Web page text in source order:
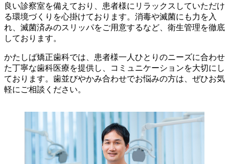
良い診察室を備えており、患者様にリラックスしていただけ
る環境づくりを心掛けております。消毒や滅菌にも力を入
れ、滅菌済みのスリッパをご用意するなど、衛生管理を徹底
しております。
かたしば矯正歯科では、患者様一人ひとりのニーズに合わせ
た丁寧な歯科医療を提供し、コミュニケーションを大切にし
ております。歯並びやかみ合わせでお悩みの方は、ぜひお気
軽にご相談ください。